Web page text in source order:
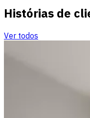
Histórias de
Ver todos